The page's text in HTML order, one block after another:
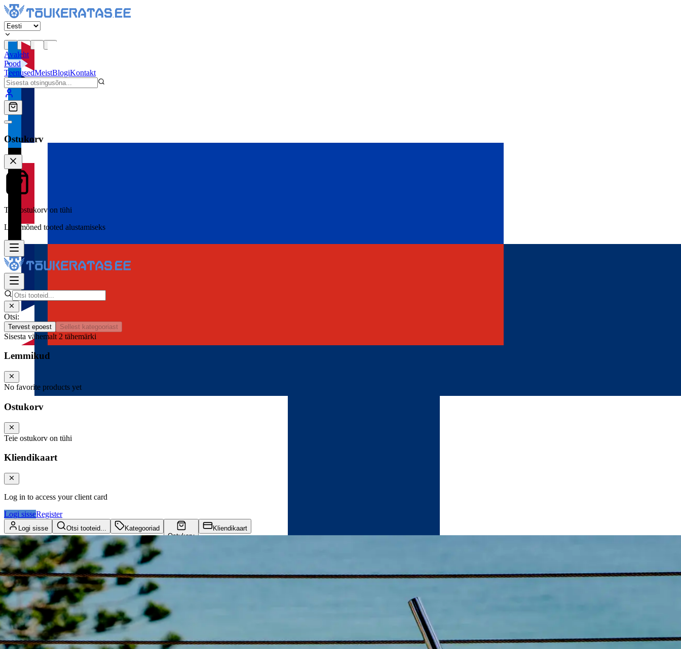
Avaleht
Pood
TeenusedMeistBlogiKontakt
Ostukorv
Teie ostukorv on tühi
Lisa mõned tooted alustamiseks
Otsi:
Tervest epoest Sellest kategooriast
Sisesta vähemalt 2 tähemärki
Lemmikud
No favorite products yet
Ostukorv
Teie ostukorv on tühi
Kliendikaart
Log in to access your client card
Logi sisseRegister
Logi sisse Otsi tooteid...
Kategooriad
Ostukorv
Kliendikaart